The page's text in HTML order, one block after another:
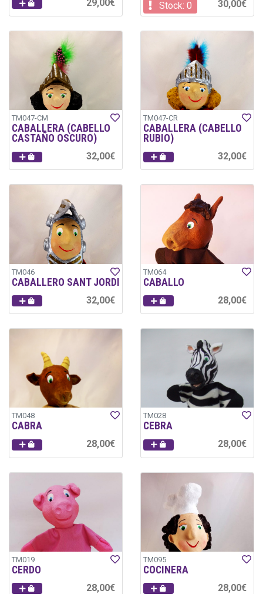
29,00€ Stock: 0 30,00€
TM047-CM
CABALLERA (CABELLO
CASTAÑO OSCURO)
32,00€
TM047-CR
CABALLERA (CABELLO
RUBIO)
32,00€
TM046
CABALLERO SANT JORDI
32,00€
TM064
CABALLO
28,00€
TM048
CABRA
28,00€
TM028
CEBRA
28,00€
TM019
CERDO
28,00€
TM095
COCINERA
28,00€